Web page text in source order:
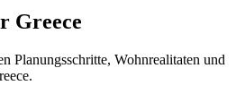
Greece
Planungsschritte, Wohnrealitaten und